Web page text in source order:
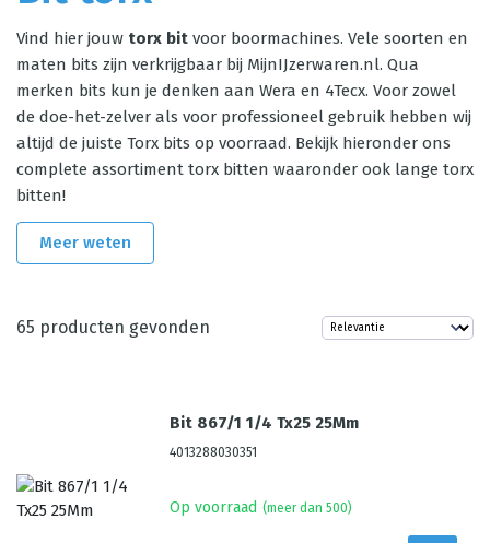
Vind hier jouw torx bit voor boormachines. Vele soorten en
maten bits zijn verkrijgbaar bij MijnIJzerwaren.nl. Qua
merken bits kun je denken aan Wera en 4Tecx. Voor zowel
de doe-het-zelver als voor professioneel gebruik hebben wij
altijd de juiste Torx bits op voorraad. Bekijk hieronder ons
complete assortiment torx bitten waaronder ook lange torx
bitten!
Meer weten
65 producten gevonden
Bit 867/1 1/4 Tx25 25Mm
4013288030351
Op voorraad (meer dan 500)